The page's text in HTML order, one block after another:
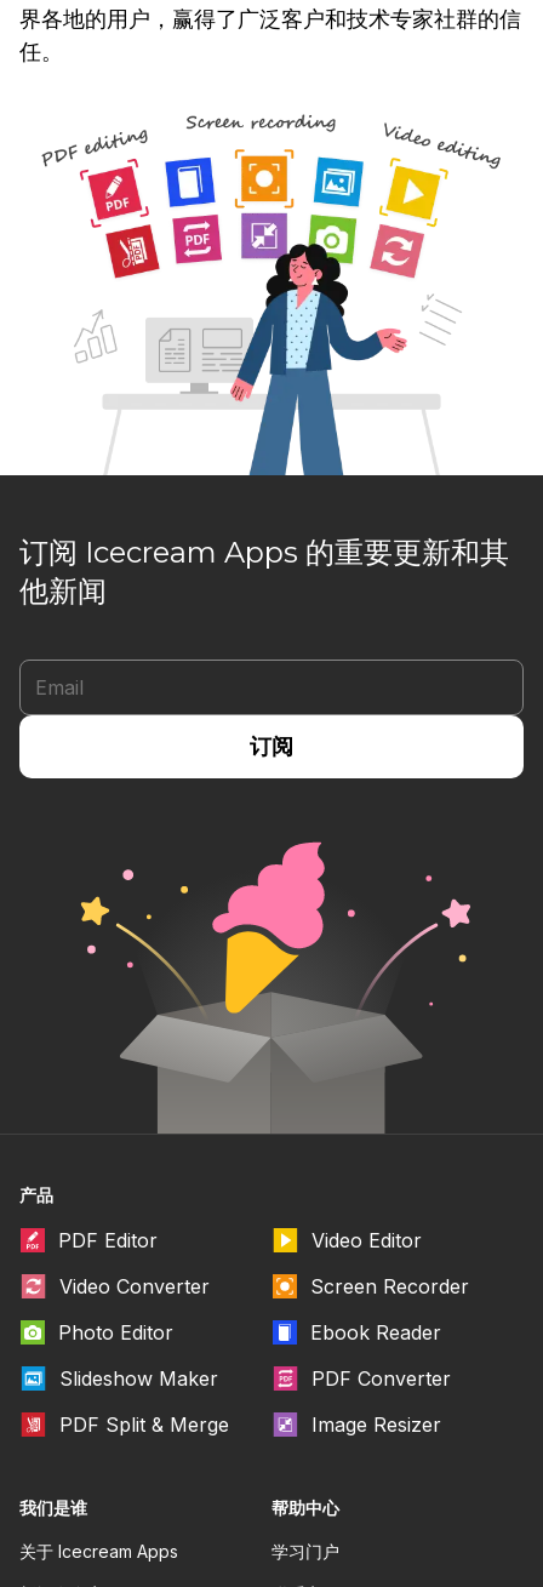
界各地的用户，赢得了广泛客户和技术专家社群的信
任。
订阅 Icecream Apps 的重要更新和其
他新闻
产品
PDF Editor
Video Editor
Video Converter
Screen Recorder
Photo Editor
Ebook Reader
Slideshow Maker
PDF Converter
PDF Split & Merge
Image Resizer
我们是谁
关于 Icecream Apps
帮助中心
学习门户